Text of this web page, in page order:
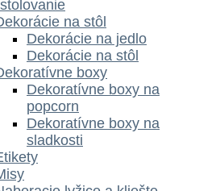
na stôl
Dekorácie na jedlo
Dekorácie na stôl
boxy
Dekoratívne boxy na
popcorn
Dekoratívne boxy na
sladkosti